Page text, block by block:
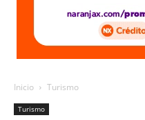
Inicio Turismo
Turismo